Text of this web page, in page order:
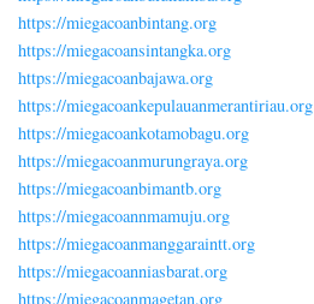
https://miegacoanbintang.org
https://miegacoansintangka.org
https://miegacoanbajawa.org
https://miegacoankepulauanmerantiriau.org
https://miegacoankotamobagu.org
https://miegacoanmurungraya.org
https://miegacoanbimantb.org
https://miegacoannmamuju.org
https://miegacoanmanggaraintt.org
https://miegacoanniasbarat.org
https://miegacoanmagetan.org